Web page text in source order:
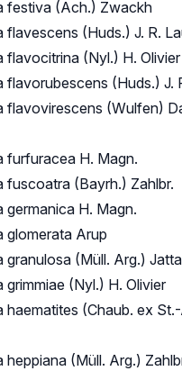
festiva (Ach.) Zwackh
flavescens (Huds.) J. R.
flavocitrina (Nyl.) H. Olivier
flavorubescens (Huds.) J.
flavovirescens (Wulfen)
furfuracea H. Magn.
fuscoatra (Bayrh.) Zahlbr.
germanica H. Magn.
glomerata Arup
granulosa (Müll. Arg.) Jatta
grimmiae (Nyl.) H. Olivier
haematites (Chaub. ex
heppiana (Müll. Arg.)